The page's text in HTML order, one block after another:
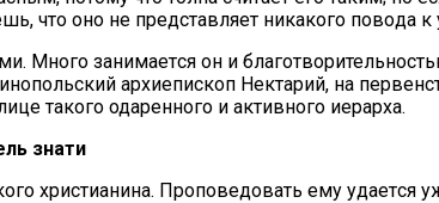
что оно не пред­став­ля­ет ни­ка­ко­го по­во­да
Мно­го за­ни­ма­ет­ся он и
ар­хи­епи­скоп Нек­та­рий, на
та­ко­го ода­рен­но­го и ак­тив­но­го иерар­ха.
зна­ти
хри­сти­а­ни­на. Про­по­ве­до­вать ему уда­ет­ся